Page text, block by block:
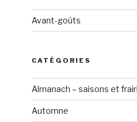
Avant-goûts
CATÉGORIES
Almanach – saisons et
Automne